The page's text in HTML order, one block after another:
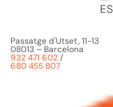
Passatge d'Utset, 11-13
08013 – Barcelona
932 471 602/
680 455 807